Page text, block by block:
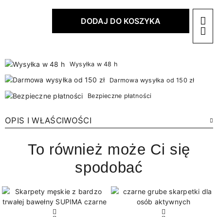
DODAJ DO KOSZYKA
Wysyłka w 48 h
Darmowa wysyłka od 150 zł
Bezpieczne płatności
OPIS I WŁAŚCIWOŚCI
To również może Ci się
spodobać